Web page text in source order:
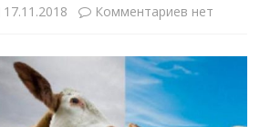
17.11.2018 Комментариев к
Плоды
нет